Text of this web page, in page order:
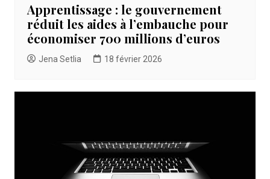
Apprentissage : le gouvernement
réduit les aides à l’embauche pour
économiser 700 millions d’euros
Jena Setlia 18 février 2026